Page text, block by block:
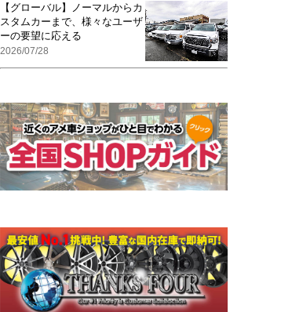
【グローバル】ノーマルからカ
スタムカーまで、様々なユーザ
ーの要望に応える
2026/07/28